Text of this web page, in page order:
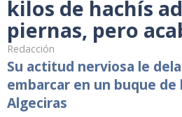
kilos de hachís
piernas, pero
Redacción
Su actitud nerviosa le
embarcar en un buque de
Algeciras